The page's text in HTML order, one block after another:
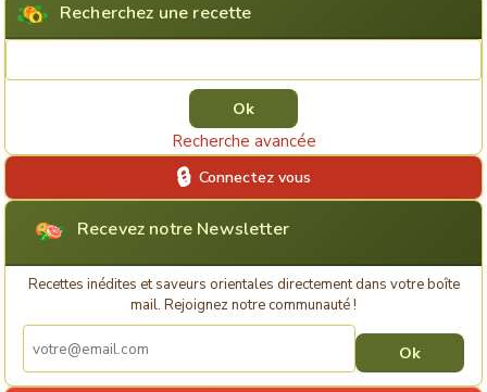
Recherchez une recette
Recherche avancée
Connectez vous
Recevez notre Newsletter
Recettes inédites et saveurs orientales directement dans votre boîte
mail. Rejoignez notre communauté !